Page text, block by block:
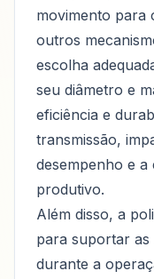
movimento para
outros
escolha
seu diâmetro e
eficiência e
transmissão,
desempenho e a
produtivo.
Além disso, a
para suportar as
durante a